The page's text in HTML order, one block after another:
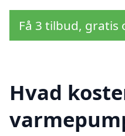
Få 3 tilbud,
Hvad